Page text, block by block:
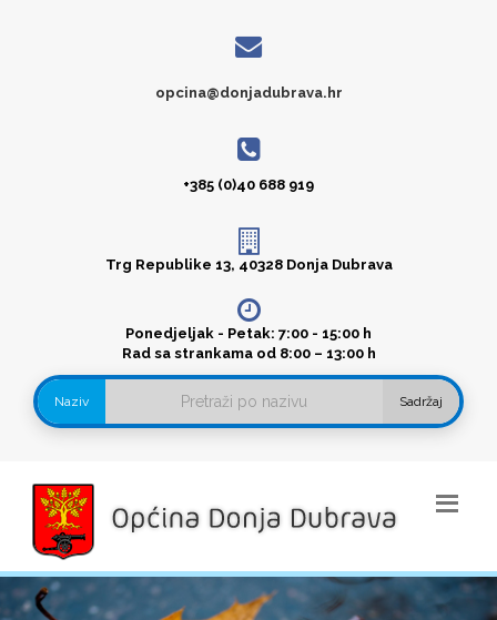
opcina@donjadubrava.hr
+385 (0)40 688 919
Trg Republike 13, 40328 Donja Dubrava
Ponedjeljak - Petak: 7:00 - 15:00 h
Rad sa strankama od 8:00 – 13:00 h
Naziv Sadržaj